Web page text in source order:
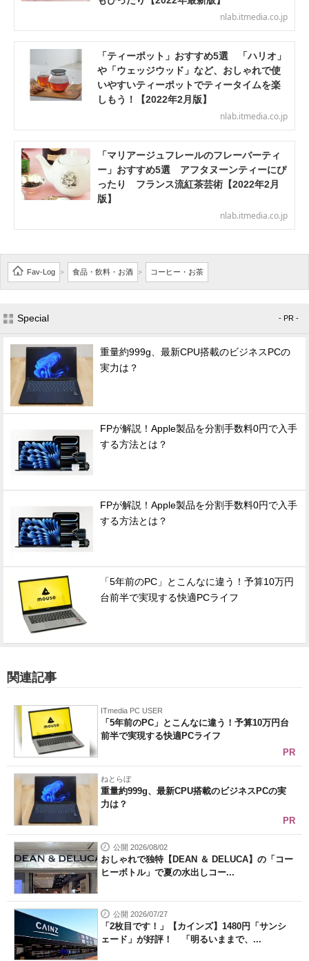
nlab.itmedia.co.jp
「ティーポット」おすすめ5選 「ハリオ」
や「ウェッジウッド」など、おしゃれで使
いやすいティーポットでティータイムを楽
しもう！【2022年2月版】
nlab.itmedia.co.jp
「マリアージュフレールのフレーバーティ
ー」おすすめ5選 アフタヌーンティーにぴ
ったり フランス流紅茶芸術【2022年2月
版】
nlab.itmedia.co.jp
Fav-Log > 食品・飲料・お酒 > コーヒー・お茶
Special - PR -
重量約999g、最新CPU搭載のビジネスPCの
実力は？
FPが解説！Apple製品を分割手数料0円で入手
する方法とは？
FPが解説！Apple製品を分割手数料0円で入手
する方法とは？
「5年前のPC」とこんなに違う！予算10万円
台前半で実現する快適PCライフ
関連記事
ITmedia PC USER
「5年前のPC」とこんなに違う！予算10万円台
前半で実現する快適PCライフ
PR
ねとらぼ
重量約999g、最新CPU搭載のビジネスPCの実
力は？
PR
公開 2026/08/02
おしゃれで独特【DEAN ＆ DELUCA】の「コー
ヒーボトル」で夏の水出しコー...
公開 2026/07/27
「2枚目です！」【カインズ】1480円「サンシ
ェード」が好評！ 「明るいままで、...